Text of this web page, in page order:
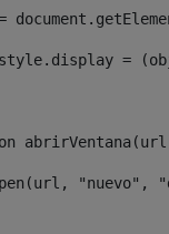
=
=
"nuevo",